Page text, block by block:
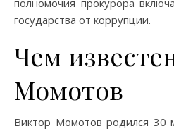
полномочия прокурора
государства от коррупции.
Чем
Момотов
Виктор Момотов родился 30